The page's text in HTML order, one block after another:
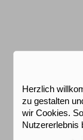
Herzlich
zu gestalten
wir Cookies.
Nutzererlebnis